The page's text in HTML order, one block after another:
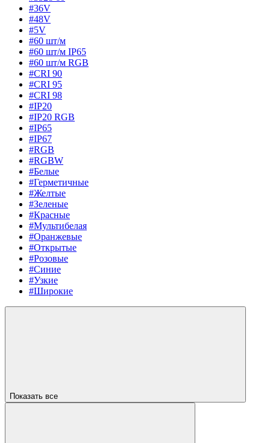
#36V
#48V
#5V
#60 шт/м
#60 шт/м IP65
#60 шт/м RGB
#CRI 90
#CRI 95
#CRI 98
#IP20
#IP20 RGB
#IP65
#IP67
#RGB
#RGBW
#Белые
#Герметичные
#Желтые
#Зеленые
#Красные
#Мультибелая
#Оранжевые
#Открытые
#Розовые
#Синие
#Узкие
#Широкие
Показать все